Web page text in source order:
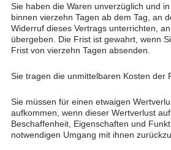
Sie haben die Waren unverzüglich und
binnen vierzehn Tagen ab dem Tag, an
Widerruf dieses Vertrags unterrichten,
übergeben. Die Frist ist gewahrt, wenn
Frist von vierzehn Tagen absenden.
Sie tragen die unmittelbaren Kosten der
Sie müssen für einen etwaigen
aufkommen, wenn dieser Wertverlust
Beschaffenheit, Eigenschaften und
notwendigen Umgang mit ihnen